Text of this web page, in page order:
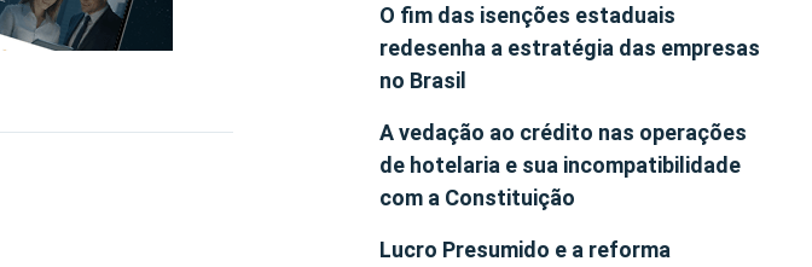
O fim das isenções estaduais
redesenha a estratégia das empresas
no Brasil
A vedação ao crédito nas operações
de hotelaria e sua incompatibilidade
com a Constituição
Lucro Presumido e a reforma